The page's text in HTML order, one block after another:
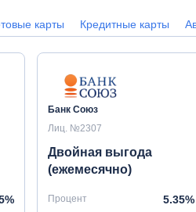
карты Кредитные карты
Банк Союз
Лиц. №2307
Двойная выгода
(ежемесячно)
Процент 5.35%